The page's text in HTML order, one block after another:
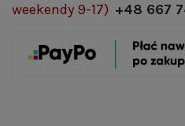
weekendy 9-17) +48 667